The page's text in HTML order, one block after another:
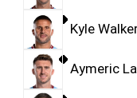
Kyle
Aymeric